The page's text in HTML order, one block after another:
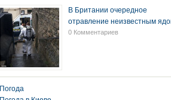
В Британии очередное
отравление неизвестным
0 Комментариев
Погода